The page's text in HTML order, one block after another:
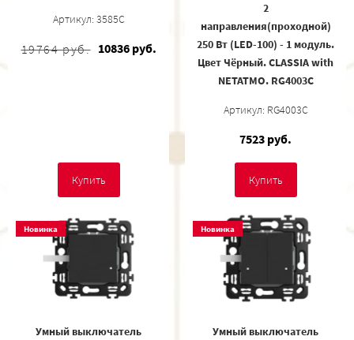
Артикул: 3585C
19764 руб. 10836 руб.
Купить
2
направления(проходной)
250 Вт (LED-100) - 1 модуль.
Цвет Чёрный. CLASSIA with
NETATMO. RG4003C
Артикул: RG4003C
7523 руб.
Купить
Новинка
Умный выключатель
Новинка
Умный выключатель